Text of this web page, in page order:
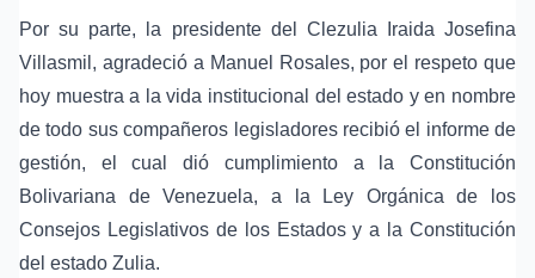
Por su parte, la presidente del Clezulia Iraida Josefina
Villasmil, agradeció a Manuel Rosales, por el respeto que
hoy muestra a la vida institucional del estado y en nombre
de todo sus compañeros legisladores recibió el informe de
gestión, el cual dió cumplimiento a la Constitución
Bolivariana de Venezuela, a la Ley Orgánica de los
Consejos Legislativos de los Estados y a la Constitución
del estado Zulia.